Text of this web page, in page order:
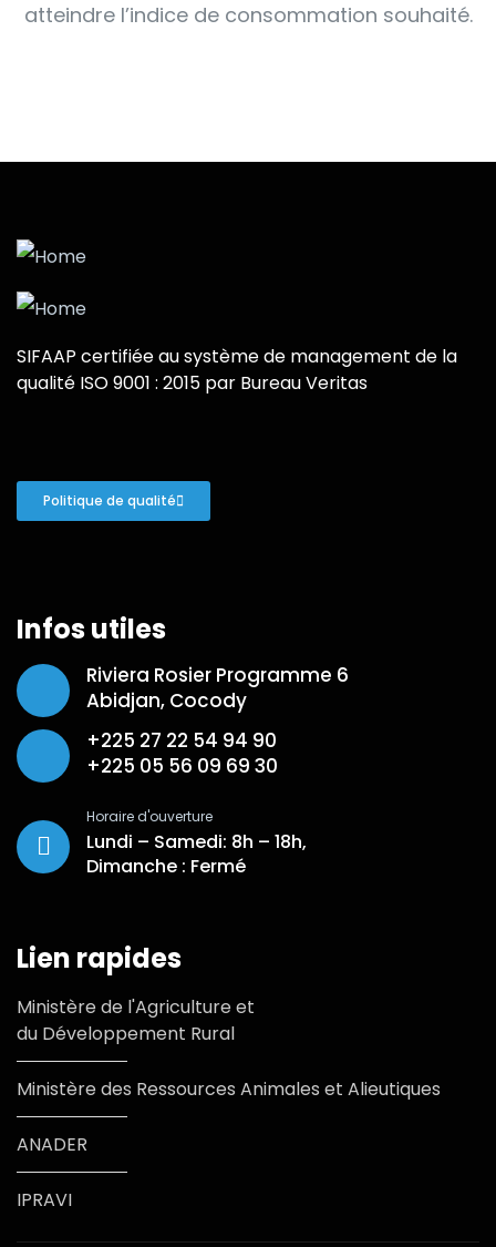
atteindre l’indice de consommation souhaité.
SIFAAP certifiée au système de management de la
qualité ISO 9001 : 2015 par Bureau Veritas
Politique de qualité
Infos utiles
Riviera Rosier Programme 6
Abidjan, Cocody
+225 27 22 54 94 90
+225 05 56 09 69 30
Horaire d'ouverture
Lundi – Samedi: 8h – 18h,
Dimanche : Fermé
Lien rapides
Ministère de l'Agriculture et
du Développement Rural
Ministère des Ressources Animales et Alieutiques
ANADER
IPRAVI